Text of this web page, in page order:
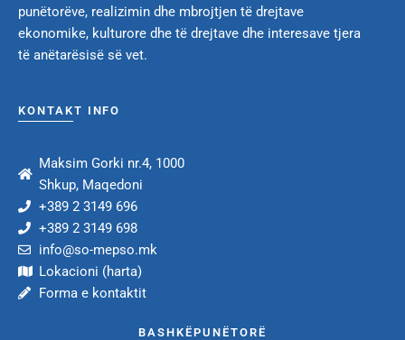
punëtorëve, realizimin dhe mbrojtjen të drejtave
ekonomike, kulturore dhe të drejtave dhe interesave tjera
të anëtarësisë së vet.
KONTAKT INFO
Maksim Gorki nr.4, 1000
Shkup, Maqedoni
+389 2 3149 696
+389 2 3149 698
info@so-mepso.mk
Lokacioni (harta)
Forma e kontaktit
BASHKËPUNËTORË